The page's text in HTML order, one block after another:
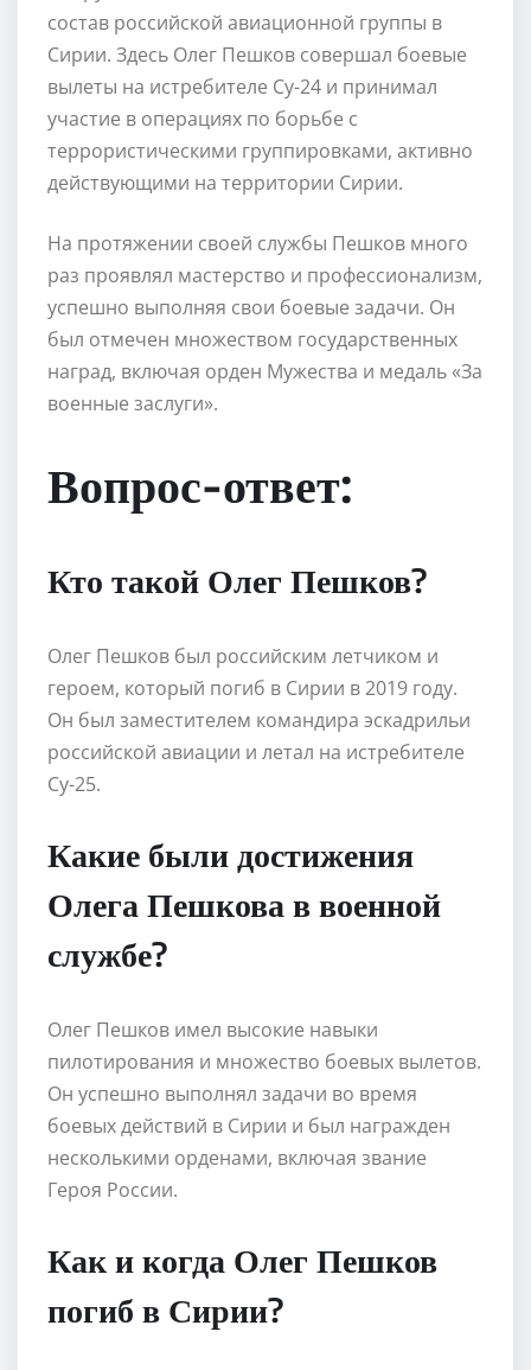
состав российской авиационной группы в
Сирии. Здесь Олег Пешков совершал боевые
вылеты на истребителе Су-24 и принимал
участие в операциях по борьбе с
террористическими группировками, активно
действующими на территории Сирии.
На протяжении своей службы Пешков много
раз проявлял мастерство и профессионализм,
успешно выполняя свои боевые задачи. Он
был отмечен множеством государственных
наград, включая орден Мужества и медаль «За
военные заслуги».
Вопрос-ответ:
Кто такой Олег Пешков?
Олег Пешков был российским летчиком и
героем, который погиб в Сирии в 2019 году.
Он был заместителем командира эскадрильи
российской авиации и летал на истребителе
Су-25.
Какие были достижения
Олега Пешкова в военной
службе?
Олег Пешков имел высокие навыки
пилотирования и множество боевых вылетов.
Он успешно выполнял задачи во время
боевых действий в Сирии и был награжден
несколькими орденами, включая звание
Героя России.
Как и когда Олег Пешков
погиб в Сирии?